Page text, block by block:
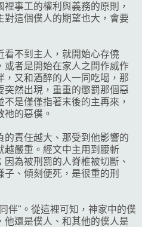
事工的權利與義務的原則，
對這個僕人的期望也大，會要
看不到主人，就開始心存僥
或者是開始在家人之間作威作
又和酒醉的人一同吃喝，那
然出現，重重的懲罰那個惡
是僅僅指著末後的主再來，
祂的惡僕。
的責任越大、那受到他影響的
越嚴重。經文中主用到腰斬
為被刑罰的人脊椎被切斷、
、傾刻便死，是很重的刑
伴"。從這裡可知，神家中的僕
他還是僕人、和其他的僕人是